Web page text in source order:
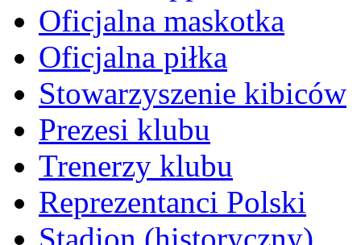
Oficjalna maskotka
Oficjalna piłka
Stowarzyszenie kibiców
Prezesi klubu
Trenerzy klubu
Reprezentanci Polski
Stadion (historyczny)